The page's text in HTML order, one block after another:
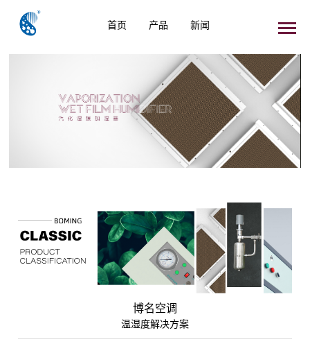
首页 产品 新闻
博名空调
温湿度解决方案